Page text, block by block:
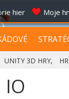
hier Moje
UNITY 3D HRY,
IO